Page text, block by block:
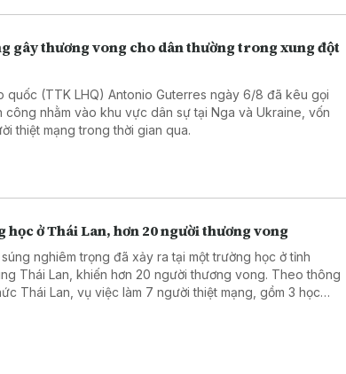
gây thương vong cho dân thường trong xung đột
quốc (TTK LHQ) Antonio Guterres ngày 6/8 đã kêu gọi
công nhằm vào khu vực dân sự tại Nga và Ukraine, vốn
thiệt mạng trong thời gian qua.
học ở Thái Lan, hơn 20 người thương vong
nghiêm trọng đã xảy ra tại một trường học ở tỉnh
Thái Lan, khiến hơn 20 người thương vong. Theo thông
Thái Lan, vụ việc làm 7 người thiệt mạng, gồm 3 học